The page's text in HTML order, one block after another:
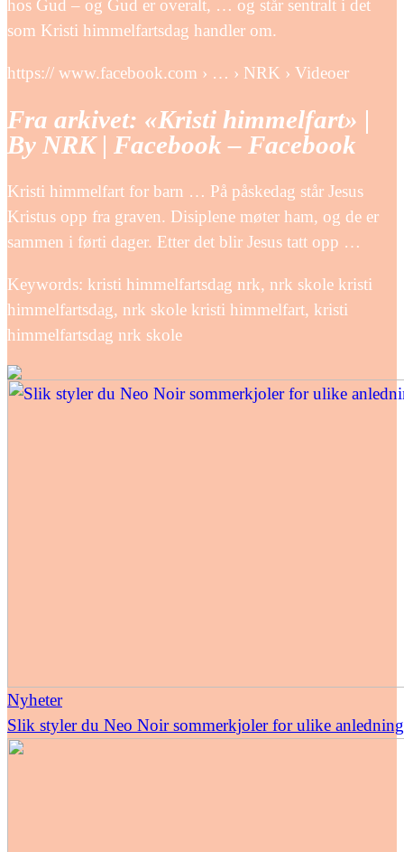
hos Gud – og Gud er overalt, … og står sentralt i det
som Kristi himmelfartsdag handler om.
https:// www.facebook.com › … › NRK › Videoer
Fra arkivet: «Kristi himmelfart» |
By NRK | Facebook – Facebook
Kristi himmelfart for barn … På påskedag står Jesus
Kristus opp fra graven. Disiplene møter ham, og de er
sammen i førti dager. Etter det blir Jesus tatt opp …
Keywords: kristi himmelfartsdag nrk, nrk skole kristi
himmelfartsdag, nrk skole kristi himmelfart, kristi
himmelfartsdag nrk skole
Nyheter
Slik styler du Neo Noir sommerkjoler for ulike